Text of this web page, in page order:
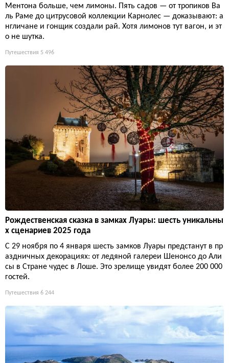
Ментона больше, чем лимоны. Пять садов — от тропиков Ва
ль Раме до цитрусовой коллекции Карнолес — доказывают: а
нгличане и гонщик создали рай. Хотя лимонов тут вагон, и эт
о не шутка.
Путешествия 5 496
Рождественская сказка в замках Луары: шесть уникальны
х сценариев 2025 года
С 29 ноября по 4 января шесть замков Луары предстанут в пр
аздничных декорациях: от ледяной галереи Шенонсо до Али
сы в Стране чудес в Лоше. Это зрелище увидят более 200 000
гостей.
Путешествия 6 244